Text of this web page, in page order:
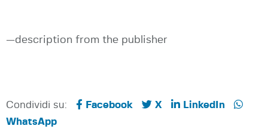
—description from the publisher
Condividi su: Facebook X
LinkedIn
WhatsApp